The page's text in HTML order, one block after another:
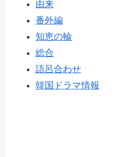
由来
番外編
知恵の輪
総合
語呂合わせ
韓国ドラマ情報